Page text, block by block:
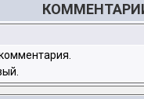
КОММЕНТАРИИ